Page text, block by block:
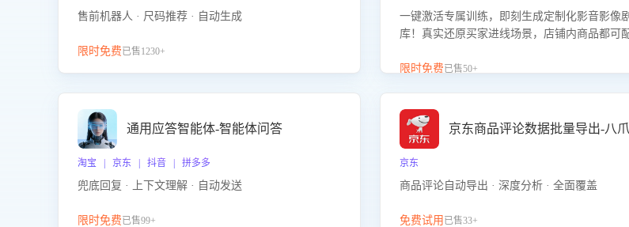
售前机器人 · 尺码推荐 · 自动生成
限时免费已售1230+
一键激活专属训练，即刻生成定制化影音影像
库！真实还原买家进线场景，店铺内商品都可
升客服售前转化率。点击 “立即开通”，快速获
限时免费已售50+
通用应答智能体-智能体问答
淘宝 | 京东 | 抖音 | 拼多多
兜底回复 · 上下文理解 · 自动发送
限时免费已售99+
京东商品评论数据批量导出-八
京东
商品评论自动导出 · 深度分析 · 全面覆盖
免费试用 已售33+